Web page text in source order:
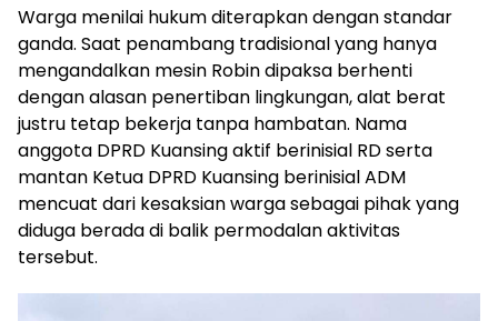
Warga menilai hukum diterapkan dengan standar
ganda. Saat penambang tradisional yang hanya
mengandalkan mesin Robin dipaksa berhenti
dengan alasan penertiban lingkungan, alat berat
justru tetap bekerja tanpa hambatan. Nama
anggota DPRD Kuansing aktif berinisial RD serta
mantan Ketua DPRD Kuansing berinisial ADM
mencuat dari kesaksian warga sebagai pihak yang
diduga berada di balik permodalan aktivitas
tersebut.